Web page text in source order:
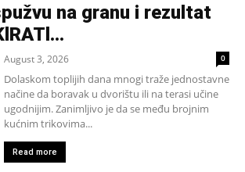
na granu i rezultat
August 3, 2026 0
Dolaskom toplijih dana mnogi traže jednostavne
načine da boravak u dvorištu ili na terasi učine
ugodnijim. Zanimljivo je da se među brojnim
kućnim trikovima...
Read more